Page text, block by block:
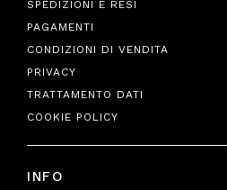
SPEDIZIONI E RESI
PAGAMENTI
CONDIZIONI DI VENDITA
PRIVACY
TRATTAMENTO DATI
COOKIE POLICY
INFO